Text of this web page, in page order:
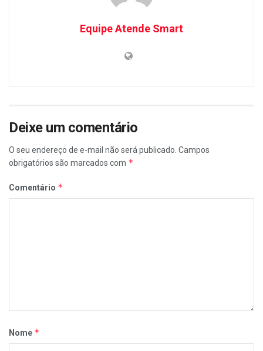
Equipe Atende Smart
Deixe um comentário
O seu endereço de e-mail não será publicado. Campos
obrigatórios são marcados com *
Comentário *
Nome *